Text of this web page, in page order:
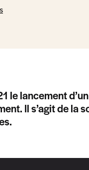
le lancement
Il s’agit de la